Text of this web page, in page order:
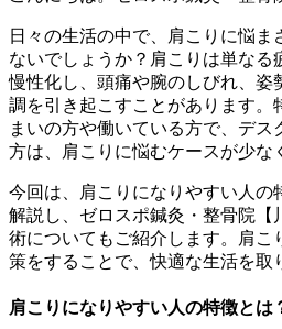
日々の生活の中で、肩こりに悩ま
ないでしょうか？肩こりは単なる
慢性化し、頭痛や腕のしびれ、姿
調を引き起こすことがあります。
まいの方や働いている方で、デス
方は、肩こりに悩むケースが少な
今回は、肩こりになりやすい人の
解説し、ゼロスポ鍼灸・整骨院【
術についてもご紹介します。肩こ
策をすることで、快適な生活を取
肩こりになりやすい人の特徴とは